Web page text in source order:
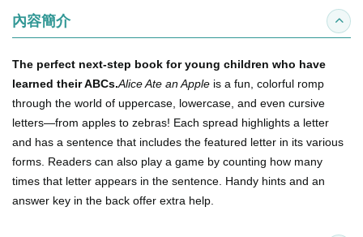
內容簡介 收合
The perfect next-step book for young children who have
learned their ABCs.Alice Ate an Apple is a fun, colorful romp
through the world of uppercase, lowercase, and even cursive
letters—from apples to zebras! Each spread highlights a letter
and has a sentence that includes the featured letter in its various
forms. Readers can also play a game by counting how many
times that letter appears in the sentence. Handy hints and an
answer key in the back offer extra help.